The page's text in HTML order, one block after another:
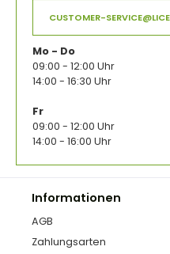
CUSTOMER-
Mo - Do
09:00 - 12:00 Uhr
14:00 - 16:30 Uhr
Fr
09:00 - 12:00 Uhr
14:00 - 16:00 Uhr
Informationen
AGB
Zahlungsarten